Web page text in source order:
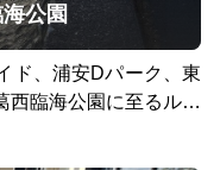
公園
ド、浦安Dパーク、東
西臨海公園に至るルー
来る最高のランニン